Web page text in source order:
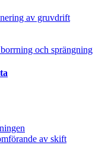
av gruvdrift
och sprängning
av skift